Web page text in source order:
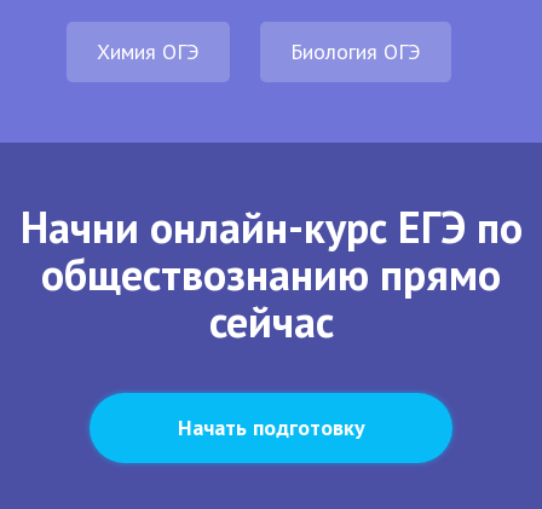
Химия ОГЭ Биология ОГЭ
Начни онлайн-курс ЕГЭ по
обществознанию прямо
сейчас
Начать подготовку